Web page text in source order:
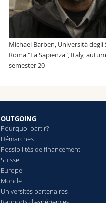
Michael Barben, Università degli
Roma "La Sapienza", Italy,
semester 20
OUTGOING
Pourquoi partir?
Démarches
Possibilités de financement
Suisse
Europe
Monde
Universités partenaires